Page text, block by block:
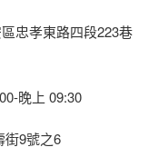
忠孝東路四段223巷
晚上 09:30
街9號之6